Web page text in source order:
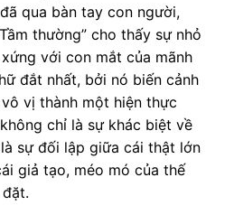
qua bàn tay con người,
thường” cho thấy sự nhỏ
với con mắt của mãnh
đắt nhất, bởi nó biến cảnh
vị thành một hiện thực
chỉ là sự khác biệt về
sự đối lập giữa cái thật lớn
giả tạo, méo mó của thế